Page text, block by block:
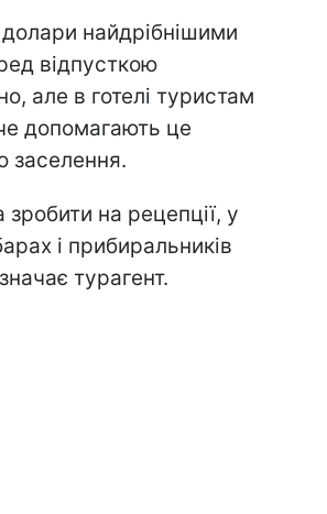
найдрібнішими
відпусткою
але в готелі туристам
допомагають це
заселення.
на рецепції, у
і прибиральників
турагент.